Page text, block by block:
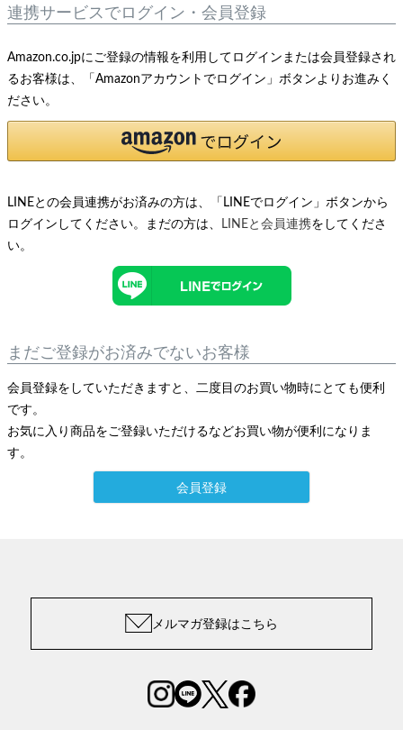
連携サービスでログイン・会員登録
Amazon.co.jpにご登録の情報を利用してログインまたは会員登録され
るお客様は、「Amazonアカウントでログイン」ボタンよりお進みく
ださい。
LINEとの会員連携がお済みの方は、「LINEでログイン」ボタンから
ログインしてください。まだの方は、
LINEと会員連携をしてくださ
い。
まだご登録がお済みでないお客様
会員登録をしていただきますと、二度目のお買い物時にとても便利
です。
お気に入り商品をご登録いただけるなどお買い物が便利になりま
す。
会員登録
メルマガ登録はこちら